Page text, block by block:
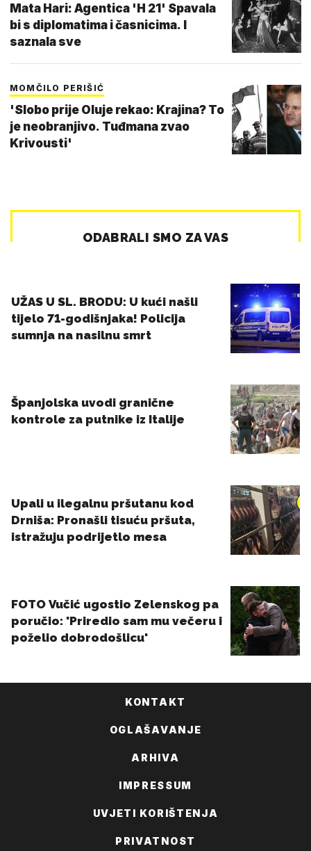
Mata Hari: Agentica 'H 21' Spavala
bi s diplomatima i časnicima. I
saznala sve
MOMČILO PERIŠIĆ
'Slobo prije Oluje rekao: Krajina? To
je neobranjivo. Tuđmana zvao
Krivousti'
KONTAKT
OGLAŠAVANJE
ARHIVA
IMPRESSUM
UVJETI KORIŠTENJA
PRIVATNOST